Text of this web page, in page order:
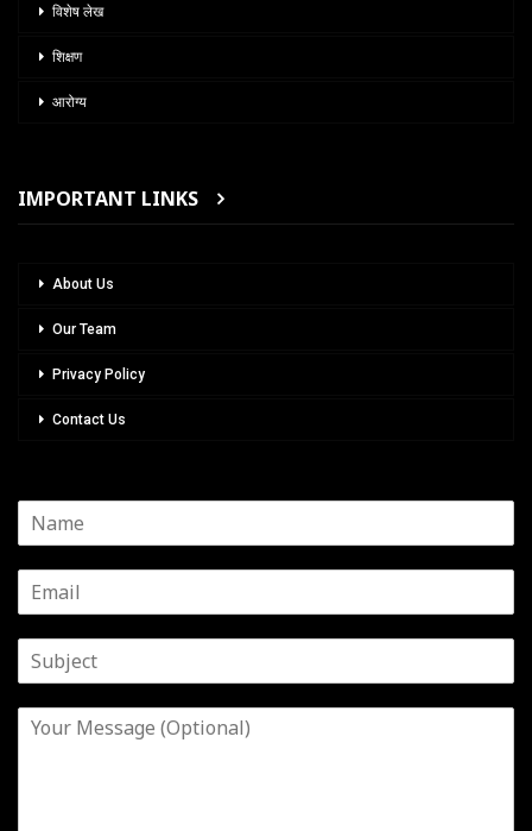
विशेष लेख
शिक्षण
आरोग्य
IMPORTANT LINKS
About Us
Our Team
Privacy Policy
Contact Us